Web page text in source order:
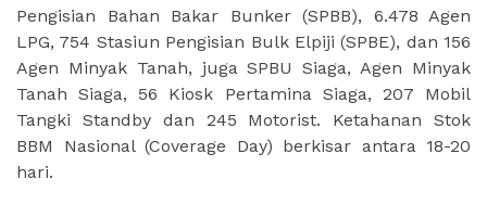
Pengisian Bahan Bakar Bunker (SPBB), 6.478 Agen
LPG, 754 Stasiun Pengisian Bulk Elpiji (SPBE), dan 156
Agen Minyak Tanah, juga SPBU Siaga, Agen Minyak
Tanah Siaga, 56 Kiosk Pertamina Siaga, 207 Mobil
Tangki Standby dan 245 Motorist. Ketahanan Stok
BBM Nasional (Coverage Day) berkisar antara 18-20
hari.